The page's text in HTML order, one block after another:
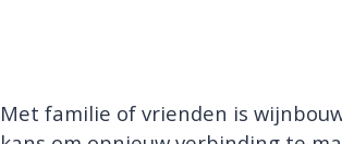
Met familie of vrienden is